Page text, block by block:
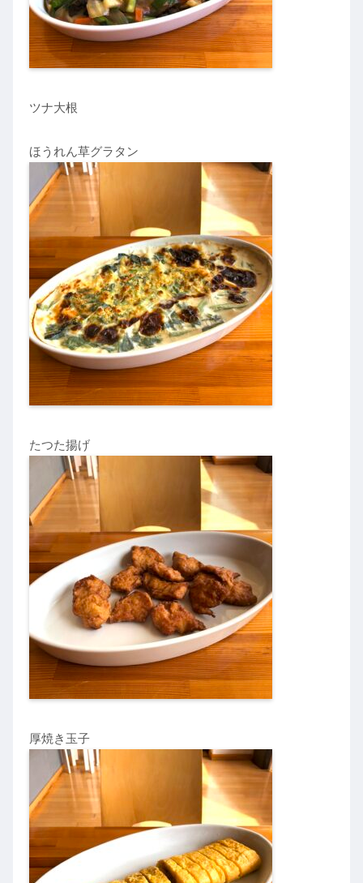
ツナ大根
ほうれん草グラタン
たつた揚げ
厚焼き玉子